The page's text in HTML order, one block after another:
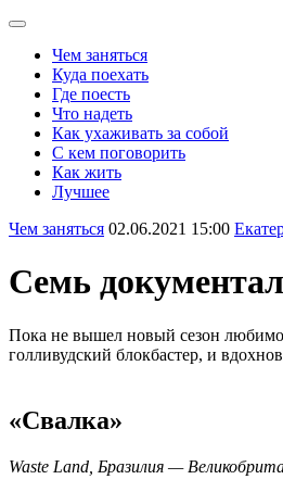
Чем заняться
Куда поехать
Где поесть
Что надеть
Как ухаживать за собой
С кем поговорить
Как жить
Лучшее
Чем заняться 02.06.2021 15:00
Семь
Пока не вышел новый сезон
голливудский блокбастер, и
«Свалка»
Waste Land, Бразилия —